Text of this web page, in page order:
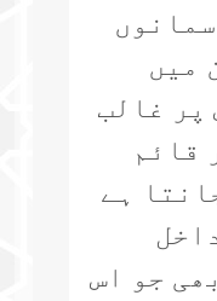
میں
پر غالب
قائم
ہے
جو اس